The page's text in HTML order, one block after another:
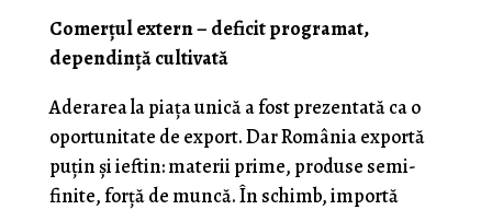
Comerțul extern – deficit programat,
dependință cultivată
Aderarea la piața unică a fost prezentată ca o
oportunitate de export. Dar România exportă
puțin și ieftin: materii prime, produse semi-
finite, forță de muncă. În schimb, importă